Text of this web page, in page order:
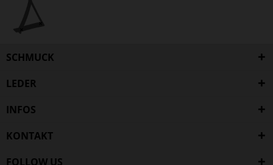
SCHMUCK
LEDER
INFOS
KONTAKT
FOLLOW US